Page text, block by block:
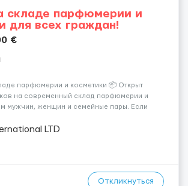
складе парфюмерии и
для всех граждан!
€
парфюмерии и косметики 📦 Открыт
на современный склад парфюмерии и
мужчин, женщин и семейные пары. Если
приезда. Работа не тяжелая. Нужно
сортиро...
LTD
Откликнуться